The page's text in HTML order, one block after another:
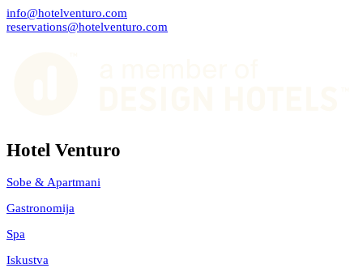
info@hotelventuro.com
reservations@hotelventuro.com
Hotel Venturo
Sobe & Apartmani
Gastronomija
Spa
Iskustva